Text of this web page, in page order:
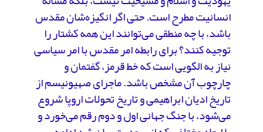
انسانیت مطرح است. حتی اگر انگیزه‌شان مقدس
باشد، با چه منطقی می‌توانند این همه کشتار را
توجیه کنند؟ برای رابطه امر مقدس با امر سیاسی
نیاز به الگویی است که خط قرمز، گفتمان و
چارچوب آن مشخص باشد. ماجرای صهیونیسم از
تاریخ ادیان ابراهیمی و تاریخ تحولات اروپا شروع
می‌شود، با جنگ جهانی اول و دوم رقم می‌خورد و